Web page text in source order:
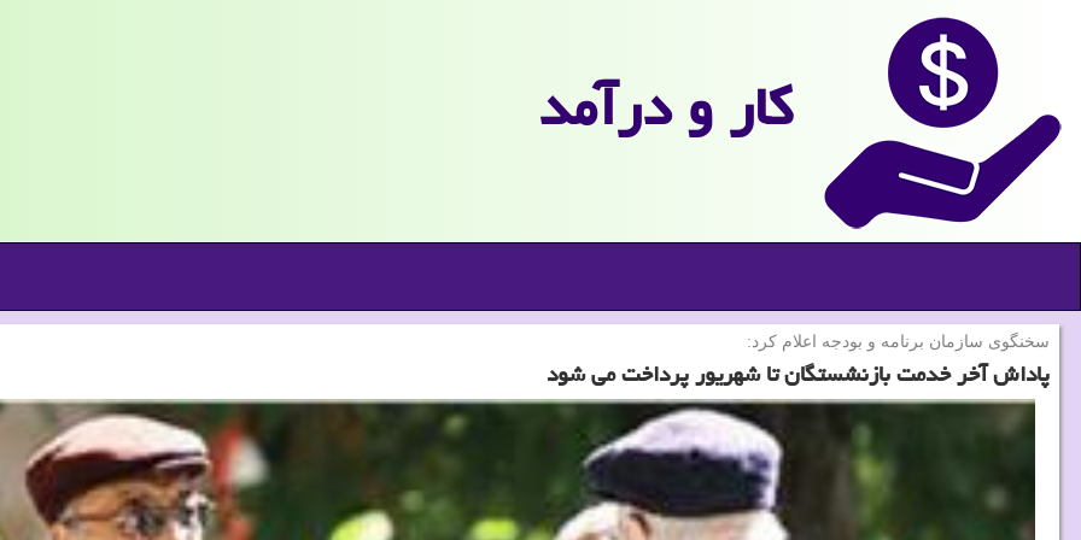
كار و درآمد
سخنگوی سازمان برنامه و بودجه اعلام كرد:
پاداش آخر خدمت بازنشستگان تا شهریور پرداخت می شود